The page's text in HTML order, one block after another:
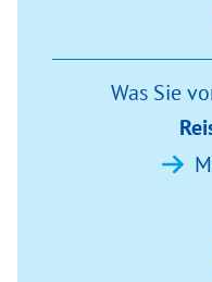
Was Sie